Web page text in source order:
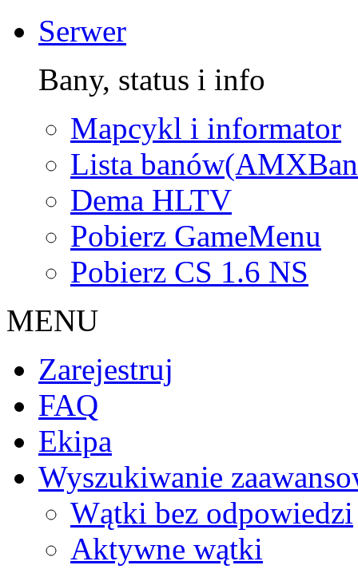
Serwer
Bany, status i info
Mapcykl i informator
Lista
Dema HLTV
Pobierz GameMenu
Pobierz CS 1.6 NS
MENU
Zarejestruj
FAQ
Ekipa
Wyszukiwanie
Wątki bez odpowiedzi
Aktywne wątki